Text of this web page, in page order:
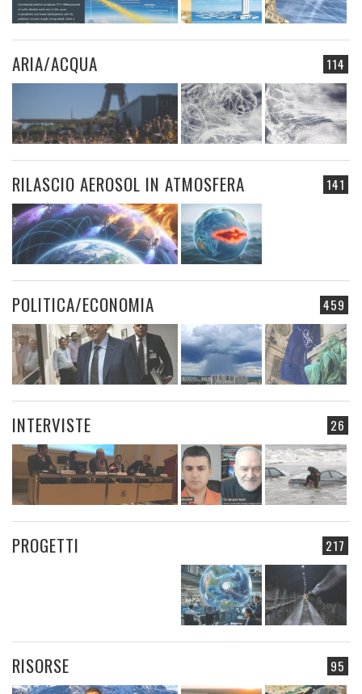
114
ARIA/ACQUA
141
RILASCIO AEROSOL IN ATMOSFERA
459
POLITICA/ECONOMIA
26
INTERVISTE
217
PROGETTI
95
RISORSE